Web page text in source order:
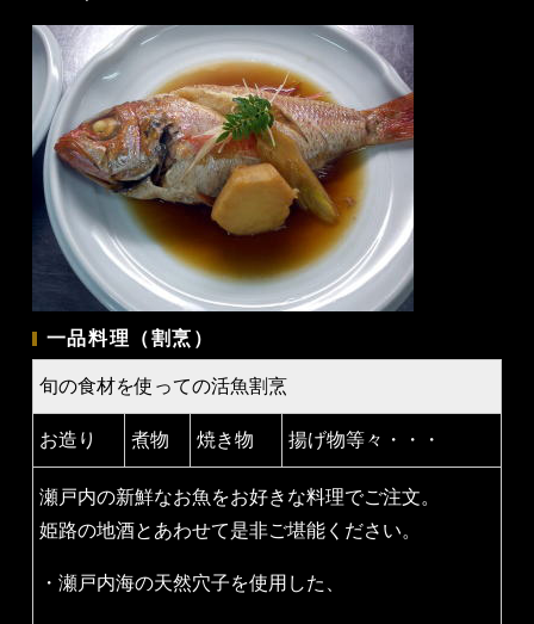
一品料理（割烹）
旬の食材を使っての活魚割烹
お造り 煮物 焼き物 揚げ物等々・・・
瀬戸内の新鮮なお魚をお好きな料理でご注文。
姫路の地酒とあわせて是非ご堪能ください。
・瀬戸内海の天然穴子を使用した、